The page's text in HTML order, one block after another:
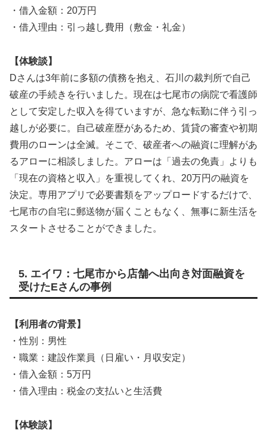
・借入金額：20万円
・借入理由：引っ越し費用（敷金・礼金）
【体験談】
Dさんは3年前に多額の債務を抱え、石川の裁判所で自己
破産の手続きを行いました。現在は七尾市の病院で看護師
として安定した収入を得ていますが、急な転勤に伴う引っ
越しが必要に。自己破産歴があるため、賃貸の審査や初期
費用のローンは全滅。そこで、破産者への融資に理解があ
るアローに相談しました。アローは「過去の免責」よりも
「現在の資格と収入」を重視してくれ、20万円の融資を
決定。専用アプリで必要書類をアップロードするだけで、
七尾市の自宅に郵送物が届くこともなく、無事に新生活を
スタートさせることができました。
5. エイワ：七尾市から店舗へ出向き対面融資を
受けたEさんの事例
【利用者の背景】
・性別：男性
・職業：建設作業員（日雇い・月収安定）
・借入金額：5万円
・借入理由：税金の支払いと生活費
【体験談】